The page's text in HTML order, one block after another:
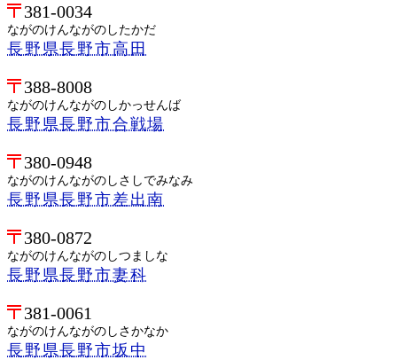
381-0034
ながのけんながのしたかだ
長野県長野市高田
388-8008
ながのけんながのしかっせんば
長野県長野市合戦場
380-0948
ながのけんながのしさしでみなみ
長野県長野市差出南
380-0872
ながのけんながのしつましな
長野県長野市妻科
381-0061
ながのけんながのしさかなか
長野県長野市坂中